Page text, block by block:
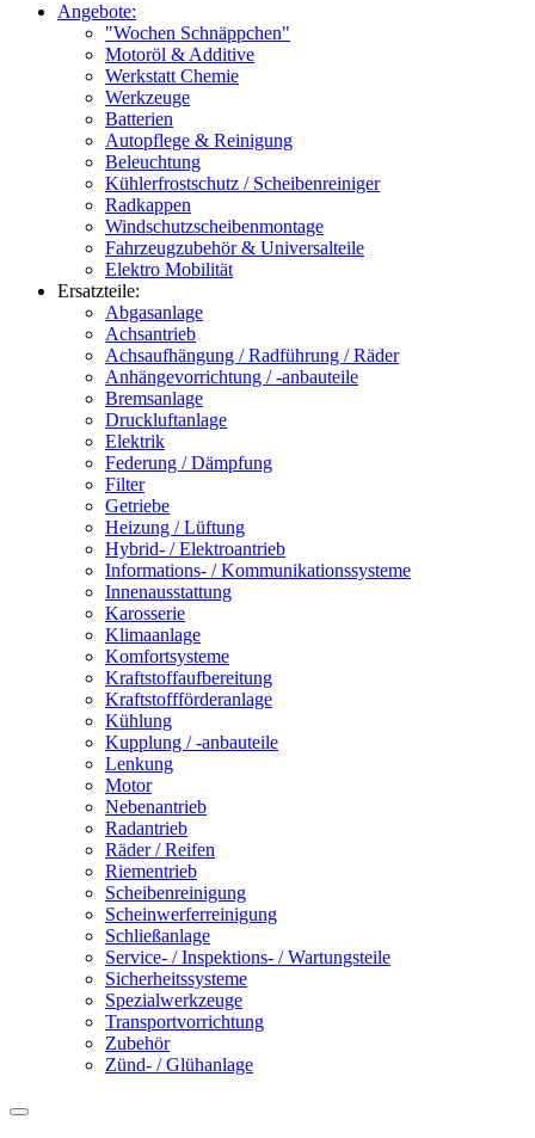
Angebote:
"Wochen Schnäppchen"
Motoröl & Additive
Werkstatt Chemie
Werkzeuge
Batterien
Autopflege & Reinigung
Beleuchtung
Kühlerfrostschutz / Scheibenreiniger
Radkappen
Windschutzscheibenmontage
Fahrzeugzubehör & Universalteile
Elektro Mobilität
Ersatzteile:
Abgasanlage
Achsantrieb
Achsaufhängung / Radführung / Räder
Anhängevorrichtung / -anbauteile
Bremsanlage
Druckluftanlage
Elektrik
Federung / Dämpfung
Filter
Getriebe
Heizung / Lüftung
Hybrid- / Elektroantrieb
Informations- / Kommunikationssysteme
Innenausstattung
Karosserie
Klimaanlage
Komfortsysteme
Kraftstoffaufbereitung
Kraftstoffförderanlage
Kühlung
Kupplung / -anbauteile
Lenkung
Motor
Nebenantrieb
Radantrieb
Räder / Reifen
Riementrieb
Scheibenreinigung
Scheinwerferreinigung
Schließanlage
Service- / Inspektions- / Wartungsteile
Sicherheitssysteme
Spezialwerkzeuge
Transportvorrichtung
Zubehör
Zünd- / Glühanlage